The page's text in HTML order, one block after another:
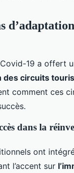
19 a offert
des circuits
comment ces
dans la
ont
l’accent sur